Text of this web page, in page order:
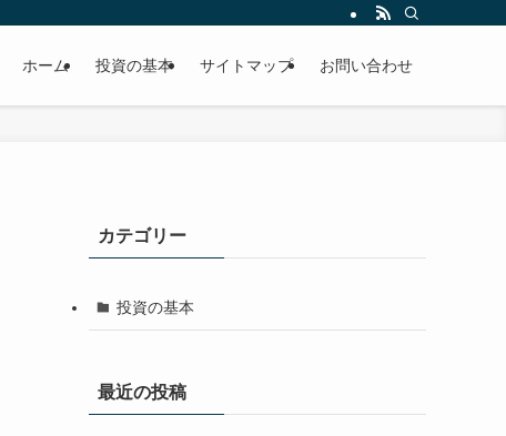
ホーム 投資の基本 サイトマップ お問い合わせ
カテゴリー
投資の基本
最近の投稿